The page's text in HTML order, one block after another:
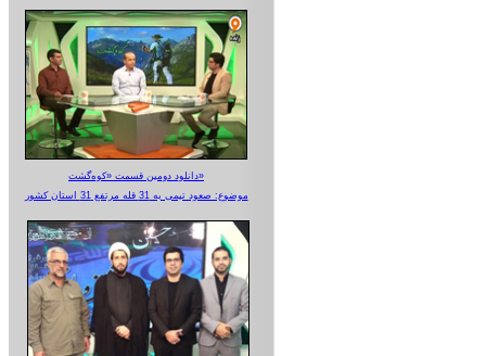
دانلود دومین قسمت «کوه‌گشت»
موضوع: صعود تیمی به 31 قله مرتفع 31 استان کشور